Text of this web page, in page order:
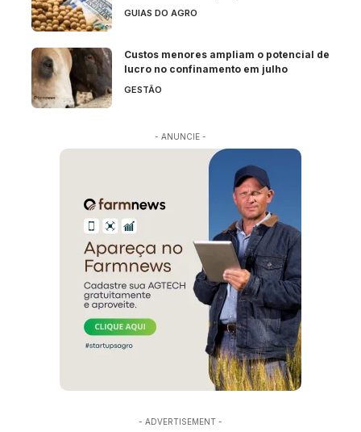
GUIAS DO AGRO
Custos menores ampliam o potencial de
lucro no confinamento em julho
GESTÃO
- ANUNCIE -
- ADVERTISEMENT -